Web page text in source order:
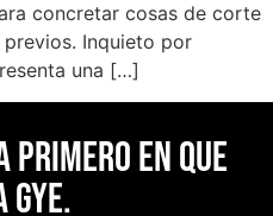
concretar cosas de corte
Inquieto por
una […]
primero en Que
Gye.